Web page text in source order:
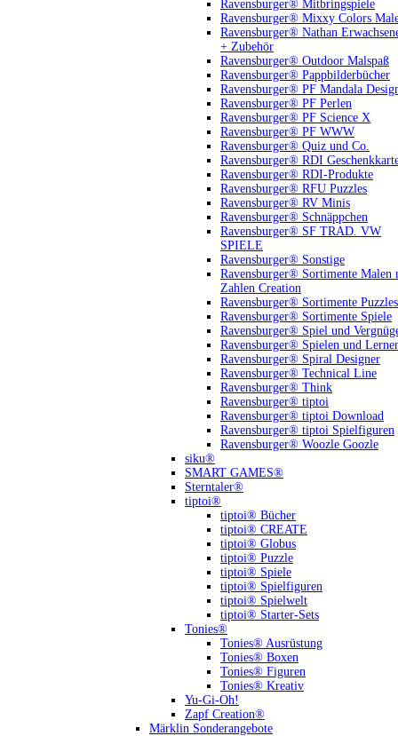
Ravensburger® Mitbringspiele
Ravensburger® Mixxy Colors
Ravensburger® Nathan
+ Zubehör
Ravensburger® Outdoor Malspaß
Ravensburger® Pappbilderbücher
Ravensburger® PF Mandala
Ravensburger® PF Perlen
Ravensburger® PF Science X
Ravensburger® PF WWW
Ravensburger® Quiz und Co.
Ravensburger® RDI
Ravensburger® RDI-Produkte
Ravensburger® RFU Puzzles
Ravensburger® RV Minis
Ravensburger® Schnäppchen
Ravensburger® SF TRAD. VW
SPIELE
Ravensburger® Sonstige
Ravensburger® Sortimente Malen
Zahlen Creation
Ravensburger® Sortimente Puzzles
Ravensburger® Sortimente Spiele
Ravensburger® Spiel und
Ravensburger® Spielen und
Ravensburger® Spiral Designer
Ravensburger® Technical Line
Ravensburger® Think
Ravensburger® tiptoi
Ravensburger® tiptoi Download
Ravensburger® tiptoi Spielfiguren
Ravensburger® Woozle Goozle
siku®
SMART GAMES®
Sterntaler®
tiptoi®
tiptoi® Bücher
tiptoi® CREATE
tiptoi® Globus
tiptoi® Puzzle
tiptoi® Spiele
tiptoi® Spielfiguren
tiptoi® Spielwelt
tiptoi® Starter-Sets
Tonies®
Tonies® Ausrüstung
Tonies® Boxen
Tonies® Figuren
Tonies® Kreativ
Yu-Gi-Oh!
Zapf Creation®
Märklin Sonderangebote